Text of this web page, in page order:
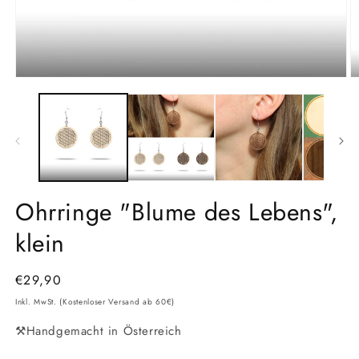
Ohrringe "Blume des Lebens",
klein
Normaler
Preis
€29,90
Inkl. MwSt. (Kostenloser Versand ab 60€)
⚒️Handgemacht in Österreich